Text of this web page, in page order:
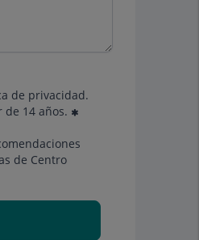
de privacidad.
de 14 años.
de Centro